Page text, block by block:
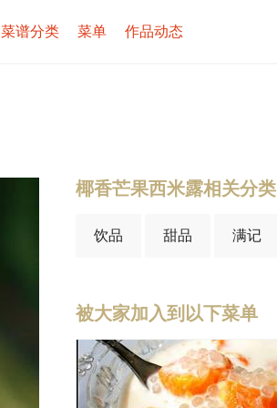
菜谱分类 菜单 作品动态
椰香芒果西米露相关分类
饮品 甜品 满记
被大家加入到以下菜单